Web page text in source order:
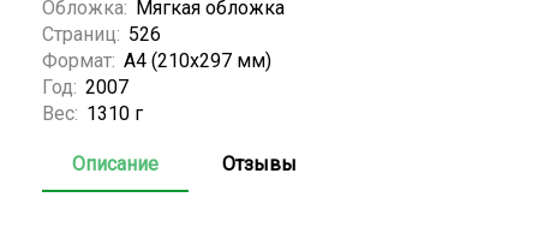
Обложка: Мягкая обложка
Страниц: 526
Формат: А4 (210х297 мм)
Год: 2007
Вес: 1310 г
Описание Отзывы